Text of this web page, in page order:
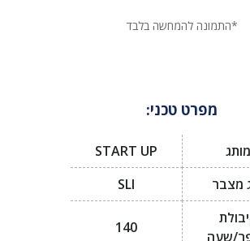
*התמונה להמחשה בלבד
מפרט טכני:
מותג
START UP
מצבר
SLI
שעה
140